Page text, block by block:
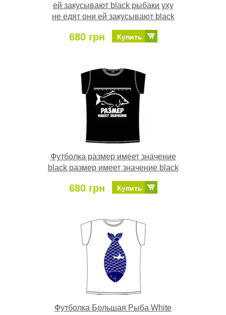
ей закусывают black рыбаки уху
не едят они ей закусывают black
680 грн Купить
Футболка размер имеет значение
black размер имеет значение black
680 грн Купить
Футболка Большая Рыба White